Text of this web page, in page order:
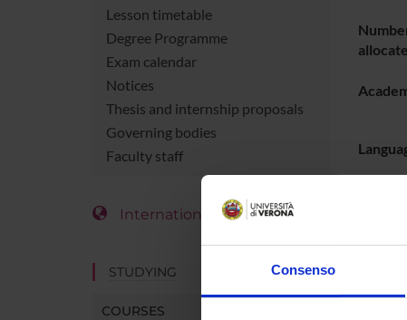
Consenso
Lesson timetable
Degree Programme
Exam calendar
Notices
Thesis and internship proposals
Governing bodies
Faculty staff
International Students
STUDYING
COURSES